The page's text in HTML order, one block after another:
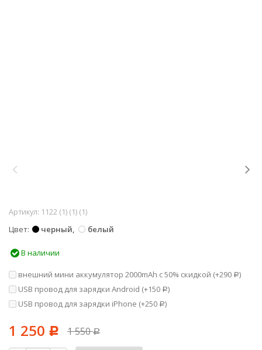
Артикул: 1122 (1) (1) (1)
Цвет черный белый
В наличии
внешний мини аккумулятор 2000mAh с 50% скидкой (+290 Р)
USB провод для зарядки Android (+150 Р)
USB провод для зарядки iPhone (+250 Р)
1 250 Р 1 550Р